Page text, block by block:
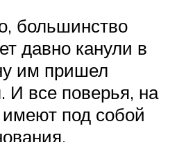
большинство
давно канули в
им пришел
И все поверья, на
под собой